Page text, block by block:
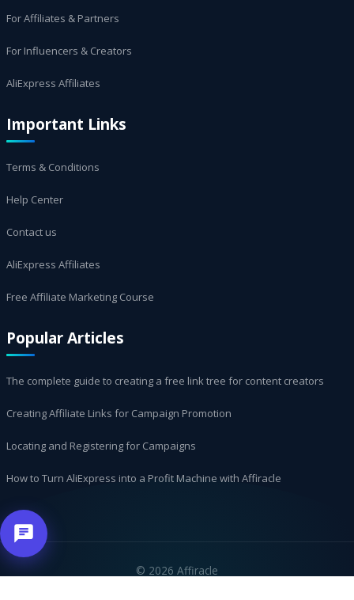
For Affiliates & Partners
For Influencers & Creators
AliExpress Affiliates
Important Links
Terms & Conditions
Help Center
Contact us
AliExpress Affiliates
Free Affiliate Marketing Course
Popular Articles
The complete guide to creating a free link tree for content creators
Creating Affiliate Links for Campaign Promotion
Locating and Registering for Campaigns
How to Turn AliExpress into a Profit Machine with Affiracle
© 2026 Affiracle